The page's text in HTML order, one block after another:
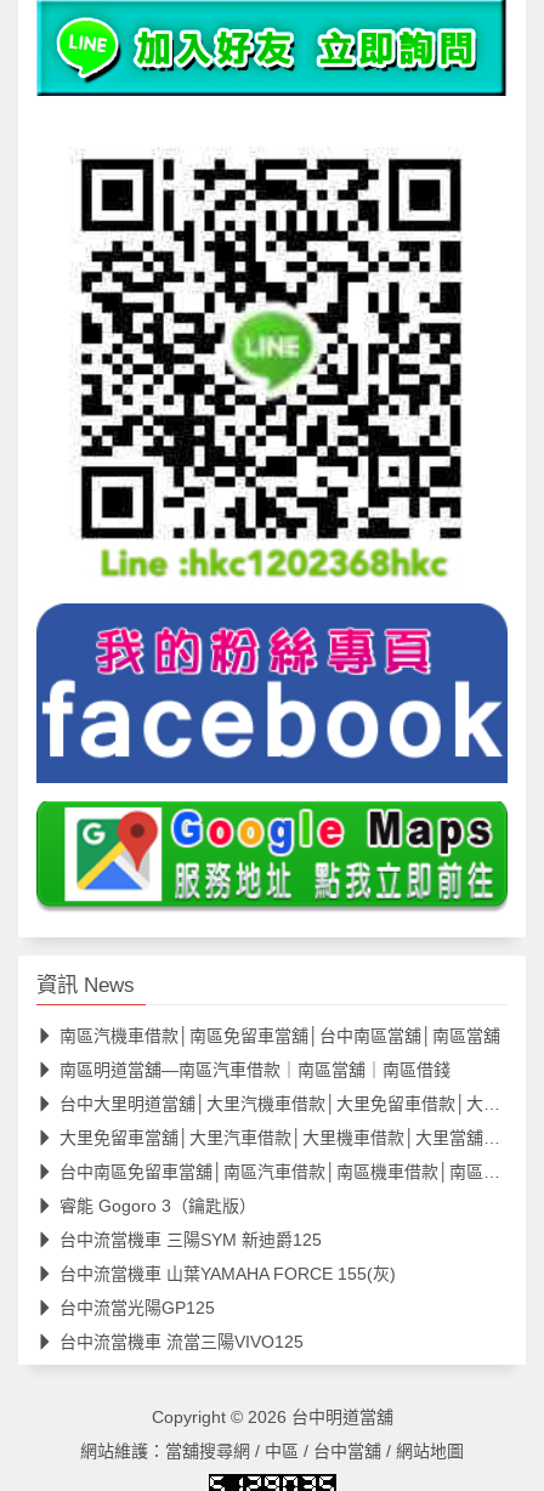
資訊 News
南區汽機車借款│南區免留車當舖│台中南區當舖│南區當舖
南區明道當舖—南區汽車借款｜南區當舖｜南區借錢
台中大里明道當舖│大里汽機車借款│大里免留車借款│大里當舖
大里免留車當舖│大里汽車借款│大里機車借款│大里當舖借款
台中南區免留車當舖│南區汽車借款│南區機車借款│南區當舖
睿能 Gogoro 3（鑰匙版）
台中流當機車 三陽SYM 新迪爵125
台中流當機車 山葉YAMAHA FORCE 155(灰)
台中流當光陽GP125
台中流當機車 流當三陽VIVO125
Copyright © 2026 台中明道當舖
網站維護： 當舖搜尋網 / 中區 / 台中當舖 / 網站地圖